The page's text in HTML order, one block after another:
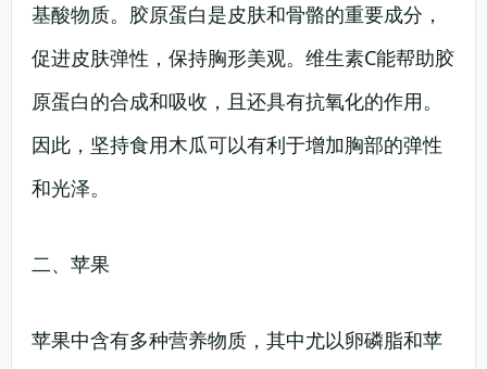
基酸物质。胶原蛋白是皮肤和骨骼的重要成分，
促进皮肤弹性，保持胸形美观。维生素C能帮助胶
原蛋白的合成和吸收，且还具有抗氧化的作用。
因此，坚持食用木瓜可以有利于增加胸部的弹性
和光泽。
二、苹果
苹果中含有多种营养物质，其中尤以卵磷脂和苹